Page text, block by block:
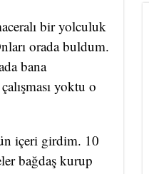
bir yolculuk
orada buldum.
bana
yoktu o
içeri girdim. 10
bağdaş kurup